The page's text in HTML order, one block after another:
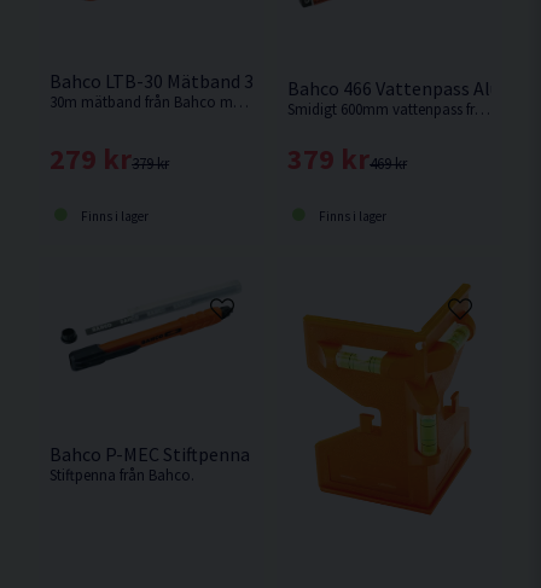
Bahco LTB-30 Mätband 30m Nylonband
30m mätband från Bahco med nylonband.
379 kr
279 kr
Finns i lager
Bahco 466 Vattenpass
Smidigt 600mm vattenpass från Bahco tillverkad i aluminium. Stora ändskydd i gummi som absorberar stötar.
469 kr
379 kr
Finns i lager
Bahco P-MEC Stiftpenna Blyerts
Stiftpenna från Bahco.